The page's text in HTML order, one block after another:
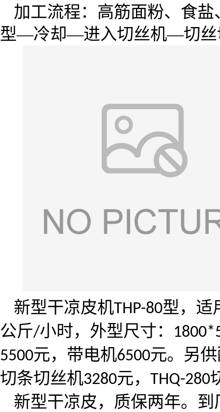
加工流程：高筋面粉、食盐
型—冷却—进入切丝机—切
新型干凉皮机THP-80型，适
公斤/小时，外型尺寸：
5500元，带电机6500元。另
切条切丝机3280元， THQ-280
新型干凉皮，质保两年。